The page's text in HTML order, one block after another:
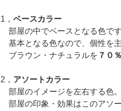
1， ベースカラー
部屋の中でベースとなる色で
基本となる色なので、個性を
ブラウン・ナチュラルを ７０
2， アソートカラー
部屋のイメージを左右する色。
部屋の印象・効果はこのアソ